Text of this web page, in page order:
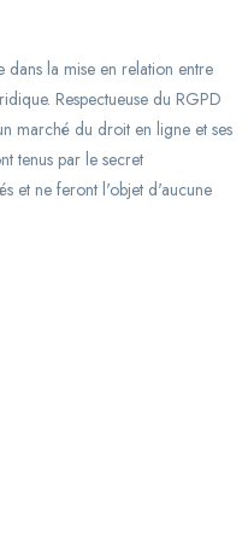
dans la mise en relation entre
Respectueuse du RGPD
marché du droit en ligne et ses
tenus par le secret
et ne feront l'objet d'aucune